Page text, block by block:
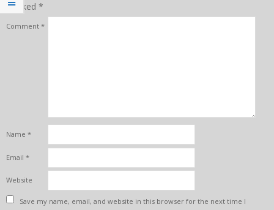
marked *
Comment *
Name *
Email *
Website
Save my name, email, and website in this browser for the next time I